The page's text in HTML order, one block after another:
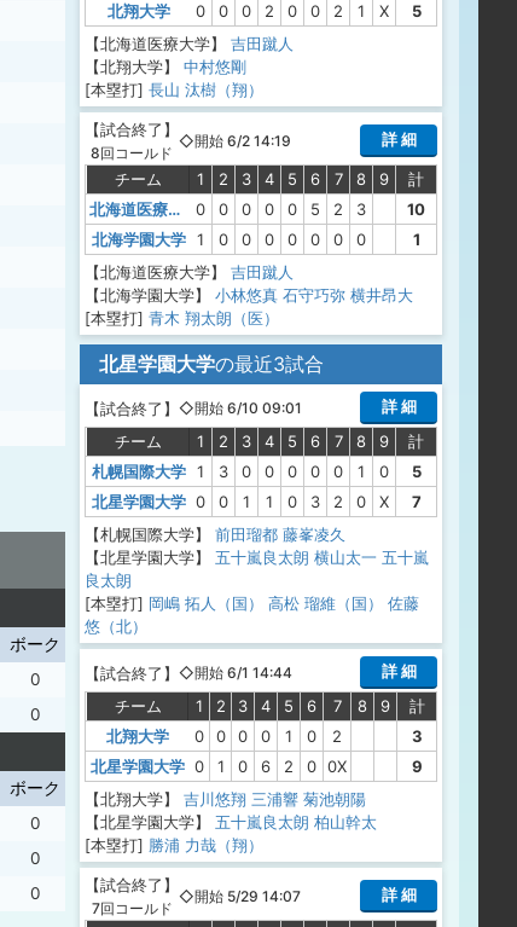
ボーク
0
0
ボーク
0
0
0
北翔大学
0 0 0 2 0 0 2 1 X
5
【北海道医療大学】
吉田蹴人
【北翔大学】
中村悠剛
[本塁打] 長山 汰樹（翔）
【試合終了】
8回コールド
◇開始 6/2 14:19 詳 細
チーム 1 2 3 4 5 6 7 8 9
計
北海道医療大学
0 0 0 0 0 5 2 3
10
北海学園大学 1 0 0 0 0 0 0 0
1
【北海道医療大学】
吉田蹴人
【北海学園大学】
小林悠真 石守巧弥 横井昂大
[本塁打] 青木 翔太朗（医）
北星学園大学の最近3試合
【試合終了】 ◇開始 6/10 09:01
詳 細
チーム
1 2 3 4 5 6 7 8 9
計
札幌国際大学 1 3 0 0 0 0 0 1 0
5
北星学園大学 0 0 1 1 0 3 2 0 X
7
【札幌国際大学】
前田瑠都 藤峯凌久
【北星学園大学】
五十嵐良太朗 横山太一 五十嵐
良太朗
[本塁打] 岡嶋 拓人（国） 高松 瑠維（国）
佐藤
悠（北）
【試合終了】 ◇開始 6/1 14:44
詳 細
チーム
1 2 3 4 5 6 7 8 9
計
北翔大学
0 0 0 0 1 0 2
3
北星学園大学 0 1 0 6 2 0 0X
9
【北翔大学】
吉川悠翔 三浦響 菊池朝陽
【北星学園大学】
五十嵐良太朗 柏山幹太
[本塁打] 勝浦 力哉（翔）
【試合終了】
7回コールド
◇開始 5/29 14:07 詳 細